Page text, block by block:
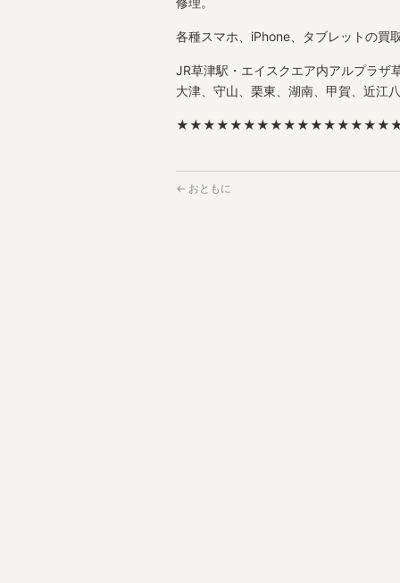
各種スマホ、iPhone、タブレットの買
JR草津駅・エイスクエア内アルプラ
大津、守山、栗東、湖南、甲賀、近江
← おともに